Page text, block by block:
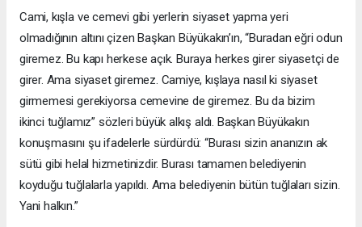
Cami, kışla ve cemevi gibi yerlerin siyaset yapma yeri
olmadığının altını çizen Başkan Büyükakın’ın, “Buradan eğri odun
giremez. Bu kapı herkese açık. Buraya herkes girer siyasetçi de
girer. Ama siyaset giremez. Camiye, kışlaya nasıl ki siyaset
girmemesi gerekiyorsa cemevine de giremez. Bu da bizim
ikinci tuğlamız” sözleri büyük alkış aldı. Başkan Büyükakın
konuşmasını şu ifadelerle sürdürdü: “Burası sizin ananızın ak
sütü gibi helal hizmetinizdir. Burası tamamen belediyenin
koyduğu tuğlalarla yapıldı. Ama belediyenin bütün tuğlaları sizin.
Yani halkın.”